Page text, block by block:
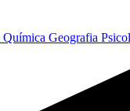
Química Geografia